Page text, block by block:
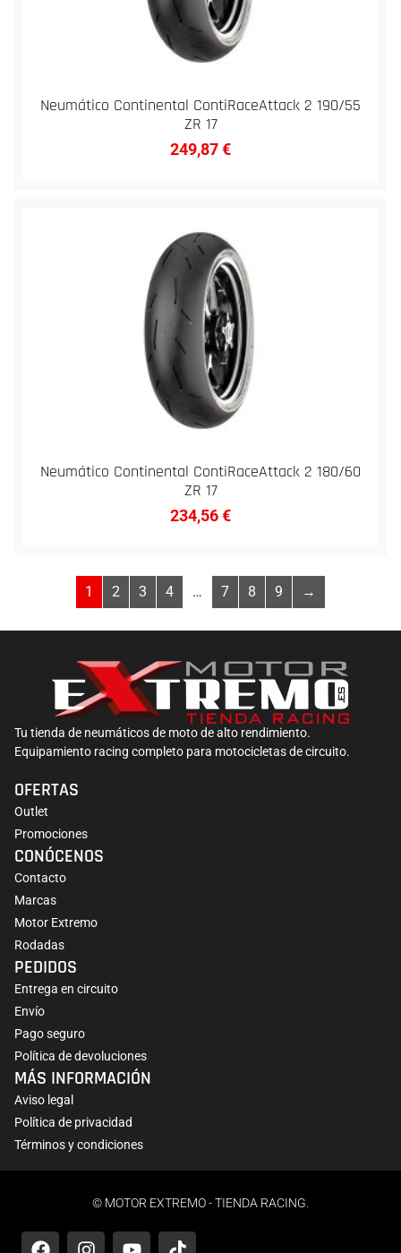
Neumático Continental ContiRaceAttack 2 190/55
ZR 17
249,87€
Neumático Continental ContiRaceAttack 2 180/60
ZR 17
234,56€
1 2 3 4 … 7 8 9 →
Tu tienda de neumáticos de moto de alto rendimiento.
Equipamiento racing completo para motocicletas de circuito.
OFERTAS
Outlet
Promociones
CONÓCENOS
Contacto
Marcas
Motor Extremo
Rodadas
PEDIDOS
Entrega en circuito
Envío
Pago seguro
Política de devoluciones
MÁS INFORMACIÓN
Aviso legal
Política de privacidad
Términos y condiciones
© MOTOR EXTREMO - TIENDA RACING.